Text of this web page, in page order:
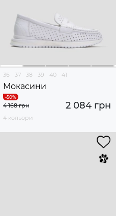
36 37 38 39 40 41
Мокасини
2 084 грн
4 168 грн
4 кольори